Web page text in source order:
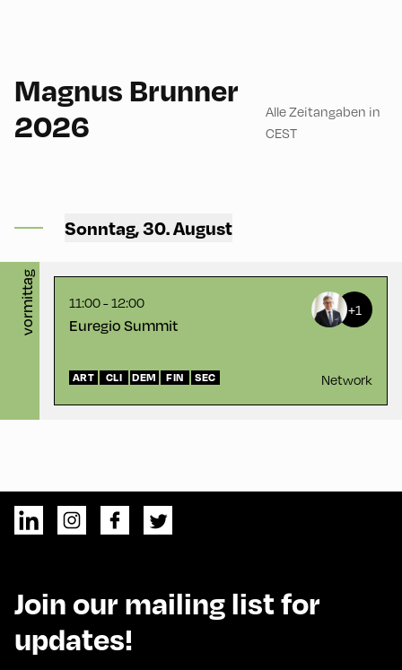
Magnus Brunner
2026
Alle Zeitangaben in
CEST
Sonntag, 30. August
vormittag
Saal
11:00 - 12:00
Euregio Summit
+1
ART CLI DEM FIN SEC Network
Join our mailing list for
updates!